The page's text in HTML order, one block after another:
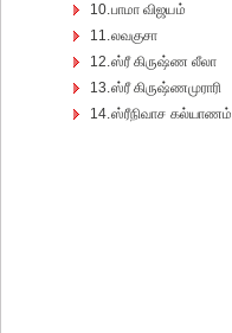
10.பாமா விஜயம்
11.லவகுசா
12.ஸ்ரீ கிருஷ்ண லீலா
13.ஸ்ரீ கிருஷ்ணமுராரி
14.ஸ்ரீநிவாச கல்யாணம்